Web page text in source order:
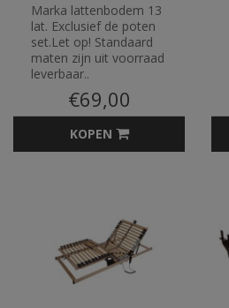
Marka lattenbodem 13
lat. Exclusief de poten
set.Let op! Standaard
maten zijn uit voorraad
leverbaar..
€69,00
KOPEN